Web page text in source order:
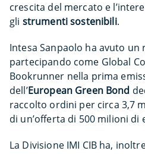
crescita del mercato e
gli strumentisostenibili.
Intesa Sanpaolo ha avuto
partecipando come Global
Bookrunner nella prima
dell’European Green Bond
raccolto ordini per circa 3,7
di un’offerta di 500 milioni di
La Divisione IMI CIB ha,